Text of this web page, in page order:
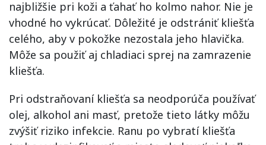
najbližšie pri koži a ťahať ho kolmo nahor. Nie je
vhodné ho vykrúcať. Dôležité je odstrániť kliešťa
celého, aby v pokožke nezostala jeho hlavička.
Môže sa použiť aj chladiaci sprej na zamrazenie
kliešťa.
Pri odstraňovaní kliešťa sa neodporúča používať
olej, alkohol ani masť, pretože tieto látky môžu
zvýšiť riziko infekcie. Ranu po vybratí kliešťa